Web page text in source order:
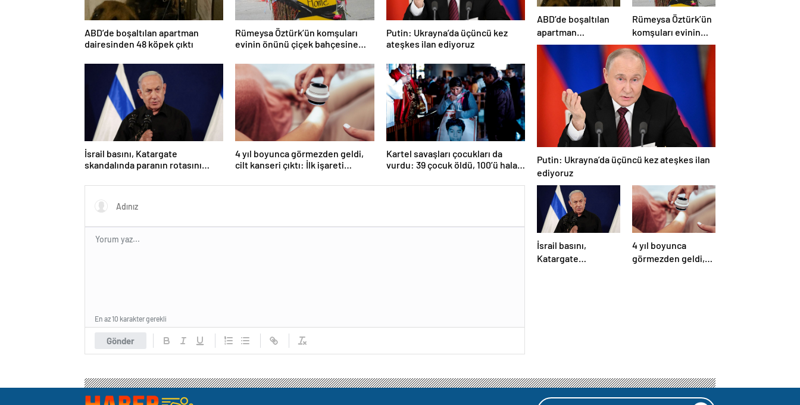
ABD’de boşaltılan apartman
dairesinden 48 köpek çıktı
Rümeysa Öztürk’ün komşuları
evinin önünü çiçek bahçesine
Putin: Ukrayna’da üçüncü kez
ateşkes ilan ediyoruz
İsrail basını, Katargate
skandalında paranın rotasını
4 yıl boyunca görmezden geldi,
cilt kanseri çıktı: İlk işareti
Kartel savaşları çocukları da
vurdu: 39 çocuk öldü, 100’ü hala
Gönder
En az 10 karakter gerekli
ABD’de boşaltılan
apartman
dairesinden 48
köpek çıktı
Rümeysa Öztürk’ün
komşuları evinin
önünü çiçek
bahçesine çevirdi
Putin: Ukrayna’da üçüncü kez ateşkes ilan
ediyoruz
İsrail basını,
Katargate
4 yıl boyunca
görmezden geldi,